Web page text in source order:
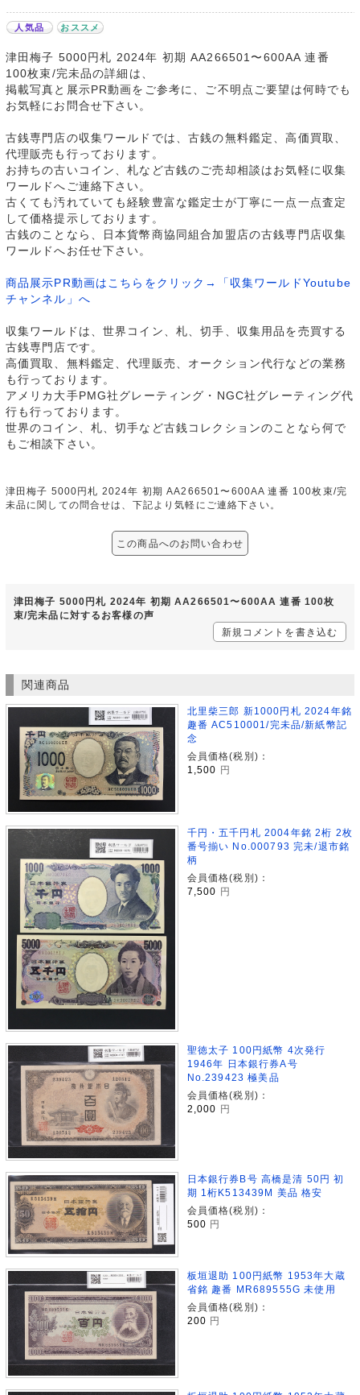
人気品 おススメ
津田梅子 5000円札 2024年 初期 AA266501〜600AA 連番
100枚束/完未品の詳細は、
掲載写真と展示PR動画をご参考に、ご不明点ご要望は何時でも
お気軽にお問合せ下さい。
古銭専門店の収集ワールドでは、古銭の無料鑑定、高価買取、
代理販売も行っております。
お持ちの古いコイン、札など古銭のご売却相談はお気軽に収集
ワールドへご連絡下さい。
古くても汚れていても経験豊富な鑑定士が丁寧に一点一点査定
して価格提示しております。
古銭のことなら、日本貨幣商協同組合加盟店の古銭専門店収集
ワールドへお任せ下さい。
商品展示PR動画はこちらをクリック→「収集ワールドYoutube
チャンネル」へ
収集ワールドは、世界コイン、札、切手、収集用品を売買する
古銭専門店です。
高価買取、無料鑑定、代理販売、オークション代行などの業務
も行っております。
アメリカ大手PMG社グレーティング・NGC社グレーティング代
行も行っております。
世界のコイン、札、切手など古銭コレクションのことなら何で
もご相談下さい。
津田梅子 5000円札 2024年 初期 AA266501〜600AA 連番 100枚束/完
未品に関しての問合せは、下記より気軽にご連絡下さい。
この商品へのお問い合わせ
津田梅子 5000円札 2024年 初期 AA266501〜600AA 連番 100枚
束/完未品に対するお客様の声
新規コメントを書き込む
関連商品
北里柴三郎 新1000円札 2024年銘
趣番 AC510001/完未品/新紙幣記
念
会員価格(税別)：
1,500
円
千円・五千円札 2004年銘 2桁 2枚
番号揃い No.000793 完未/退市銘
柄
会員価格(税別)：
7,500
円
聖徳太子 100円紙幣 4次発行
1946年 日本銀行券A号
No.239423 極美品
会員価格(税別)：
2,000 円
日本銀行券B号 高橋是清 50円 初
期 1桁K513439M 美品 格安
会員価格(税別)：
500 円
板垣退助 100円紙幣 1953年大蔵
省銘 趣番 MR689555G 未使用
会員価格(税別)：
200 円